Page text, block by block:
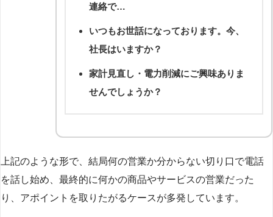
連絡で…
いつもお世話になっております。今、
社長はいますか？
家計見直し・電力削減にご興味ありま
せんでしょうか？
上記のような形で、結局何の営業か分からない切り口で電話
を話し始め、最終的に何かの商品やサービスの営業だった
り、アポイントを取りたがるケースが多発しています。